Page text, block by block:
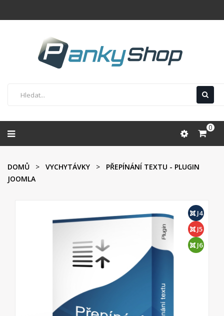
0
DOMŮ VYCHYTÁVKY
PŘEPÍNÁNÍ TEXTU - PLUGIN
JOOMLA
J4
J5
J6